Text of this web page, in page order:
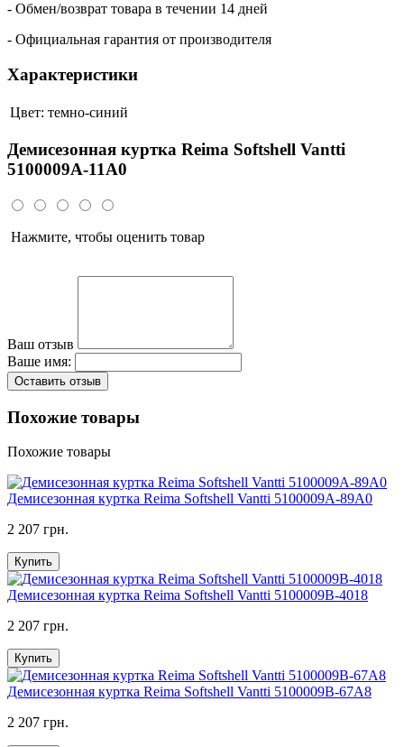
- Обмен/возврат товара в течении 14 дней
- Официальная гарантия от производителя
Характеристики
Цвет: темно-синий
Демисезонная куртка Reima Softshell Vantti
5100009A-11A0
Нажмите, чтобы оценить товар
Ваш отзыв
Ваше имя:
Оставить отзыв
Похожие товары
Похожие товары
Демисезонная куртка Reima Softshell Vantti 5100009A-89A0
2 207 грн.
Купить
Демисезонная куртка Reima Softshell Vantti 5100009B-4018
2 207 грн.
Купить
Демисезонная куртка Reima Softshell Vantti 5100009B-67A8
2 207 грн.